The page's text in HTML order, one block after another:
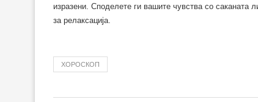
изразени. Споделете ги вашите чувства со саканата
за релаксација.
ХОРОСКОП